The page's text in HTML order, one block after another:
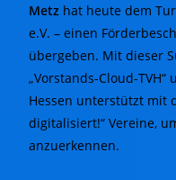
Metz hat heute dem
e.V. – einen
übergeben. Mit dieser
„Vorstands-Cloud-
Hessen unterstützt mit
digitalisiert!“ Vereine,
anzuerkennen.